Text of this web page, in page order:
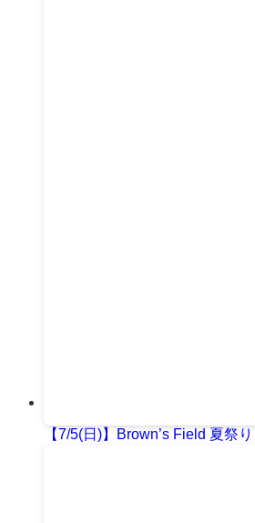
【7/5(日)】Brown’s Field 夏祭り